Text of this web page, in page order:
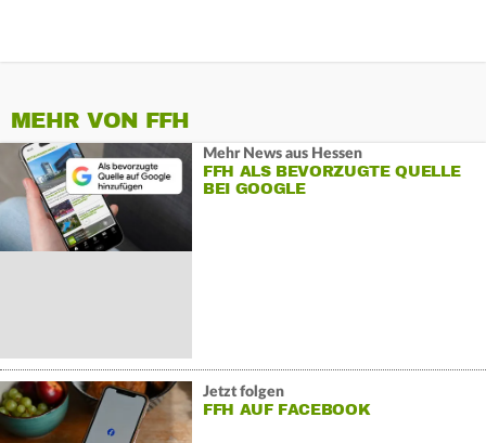
MEHR VON FFH
Mehr News aus Hessen
FFH ALS BEVORZUGTE QUELLE
BEI GOOGLE
Jetzt folgen
FFH AUF FACEBOOK